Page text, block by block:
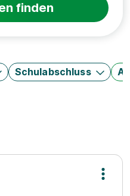
finden
Schulabschluss